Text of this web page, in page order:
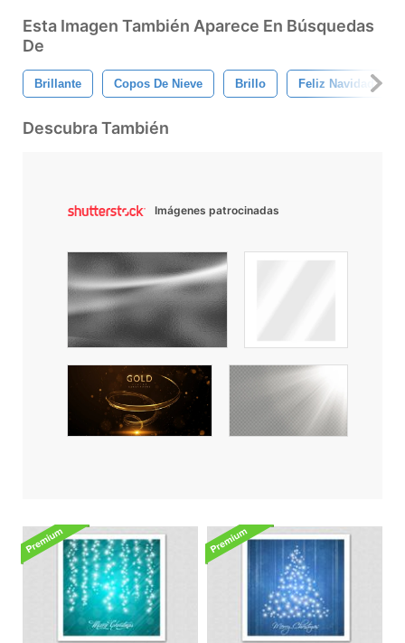
Esta Imagen También Aparece En Búsquedas
De
Brillante Copos De Nieve Brillo Feliz Navidad
Descubra También
Imágenes patrocinadas